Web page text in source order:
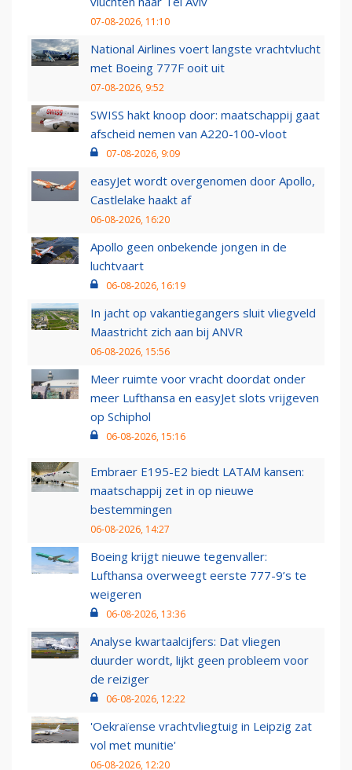
07-08-2026, 11:10
National Airlines voert langste vrachtvlucht
met Boeing 777F ooit uit
07-08-2026, 9:52
SWISS hakt knoop door: maatschappij gaat
afscheid nemen van A220-100-vloot
07-08-2026, 9:09
easyJet wordt overgenomen door Apollo,
Castlelake haakt af
06-08-2026, 16:20
Apollo geen onbekende jongen in de
luchtvaart
06-08-2026, 16:19
In jacht op vakantiegangers sluit vliegveld
Maastricht zich aan bij ANVR
06-08-2026, 15:56
Meer ruimte voor vracht doordat onder
meer Lufthansa en easyJet slots vrijgeven
op Schiphol
06-08-2026, 15:16
Embraer E195-E2 biedt LATAM kansen:
maatschappij zet in op nieuwe
bestemmingen
06-08-2026, 14:27
Boeing krijgt nieuwe tegenvaller:
Lufthansa overweegt eerste 777-9’s te
weigeren
06-08-2026, 13:36
Analyse kwartaalcijfers: Dat vliegen
duurder wordt, lijkt geen probleem voor
de reiziger
06-08-2026, 12:22
'Oekraïense vrachtvliegtuig in Leipzig zat
vol met munitie'
06-08-2026, 12:20